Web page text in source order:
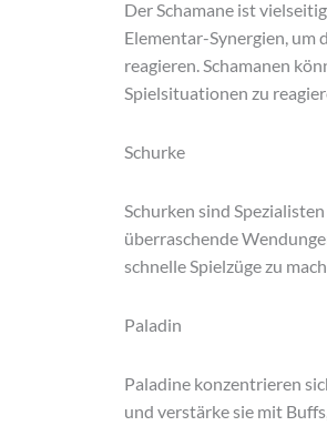
Der Schamane ist
Elementar-Synergien, um
reagieren. Schamanen
Spielsituationen zu
Schurke
Schurken sind
überraschende
schnelle Spielzüge zu
Paladin
Paladine konzentrieren
und verstärke sie mit